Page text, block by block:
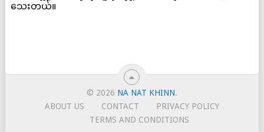
သေးတယ်။
© 2026 NA NAT KHINN.
ABOUT US
CONTACT
PRIVACY POLICY
TERMS AND CONDITIONS